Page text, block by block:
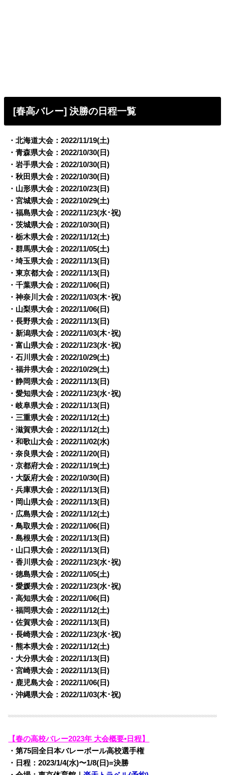
[春高バレー] 決勝の日程一覧
・北海道大会：2022/11/19(土)
・青森県大会：2022/10/30(日)
・岩手県大会：2022/10/30(日)
・秋田県大会：2022/10/30(日)
・山形県大会：2022/10/23(日)
・宮城県大会：2022/10/29(土)
・福島県大会：2022/11/23(水･祝)
・茨城県大会：2022/10/30(日)
・栃木県大会：2022/11/12(土)
・群馬県大会：2022/11/05(土)
・埼玉県大会：2022/11/13(日)
・東京都大会：2022/11/13(日)
・千葉県大会：2022/11/06(日)
・神奈川大会：2022/11/03(木･祝)
・山梨県大会：2022/11/06(日)
・長野県大会：2022/11/13(日)
・新潟県大会：2022/11/03(木･祝)
・富山県大会：2022/11/23(水･祝)
・石川県大会：2022/10/29(土)
・福井県大会：2022/10/29(土)
・静岡県大会：2022/11/13(日)
・愛知県大会：2022/11/23(水･祝)
・岐阜県大会：2022/11/13(日)
・三重県大会：2022/11/12(土)
・滋賀県大会：2022/11/12(土)
・和歌山大会：2022/11/02(水)
・奈良県大会：2022/11/20(日)
・京都府大会：2022/11/19(土)
・大阪府大会：2022/10/30(日)
・兵庫県大会：2022/11/13(日)
・岡山県大会：2022/11/13(日)
・広島県大会：2022/11/12(土)
・鳥取県大会：2022/11/06(日)
・島根県大会：2022/11/13(日)
・山口県大会：2022/11/13(日)
・香川県大会：2022/11/23(水･祝)
・徳島県大会：2022/11/05(土)
・愛媛県大会：2022/11/23(水･祝)
・高知県大会：2022/11/06(日)
・福岡県大会：2022/11/12(土)
・佐賀県大会：2022/11/13(日)
・長崎県大会：2022/11/23(水･祝)
・熊本県大会：2022/11/12(土)
・大分県大会：2022/11/13(日)
・宮崎県大会：2022/11/13(日)
・鹿児島大会：2022/11/06(日)
・沖縄県大会：2022/11/03(木･祝)
【春の高校バレー2023年 大会概要•日程】
・第75回全日本バレーボール高校選手権
・日程：2023/1/4(水)〜1/8(日)=決勝